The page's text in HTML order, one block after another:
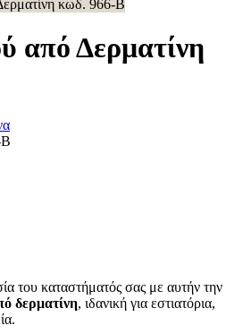
από Δερματίνη
του καταστήματός σας με αυτήν την
δερματίνη, ιδανική για εστιατόρια,